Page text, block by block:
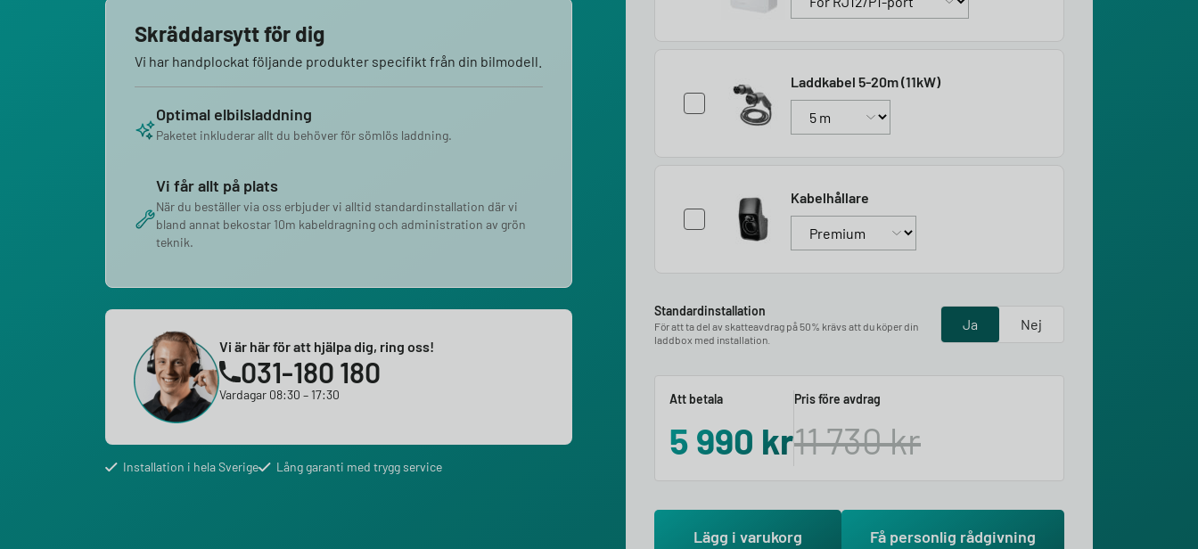
Skräddarsytt för dig
Vi har handplockat följande produkter specifikt från din bilmodell.
Optimal elbilsladdning
Paketet inkluderar allt du behöver för sömlös laddning.
Vi får allt på plats
När du beställer via oss erbjuder vi alltid standardinstallation där vi
bland annat bekostar 10m kabeldragning och administration av grön
teknik.
Vi är här för att hjälpa dig, ring oss!
031-180 180
Vardagar 08:30 – 17:30
Installation i hela Sverige Lång garanti med trygg service
Laddkabel 5-20m (11kW)
Kabelhållare
Standardinstallation
För att ta del av skatteavdrag på 50% krävs att du köper din
laddbox med installation.
Ja Nej
Att betala
5 990 kr
Pris före avdrag
11 730kr
Lägg i varukorg Få personlig rådgivning